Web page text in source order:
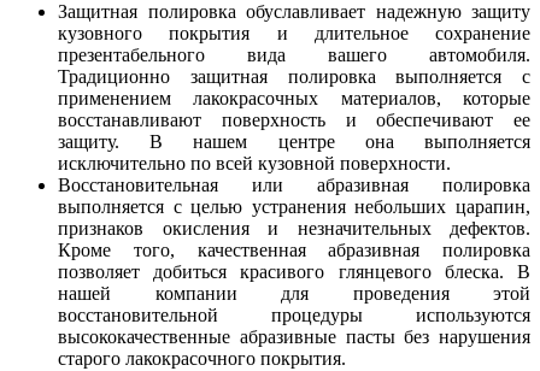
Защитная полировка обуславливает надежную защиту
кузовного покрытия и длительное сохранение
презентабельного вида вашего автомобиля.
Традиционно защитная полировка выполняется с
применением лакокрасочных материалов, которые
восстанавливают поверхность и обеспечивают ее
защиту. В нашем центре она выполняется
исключительно по всей кузовной поверхности.
Восстановительная или абразивная полировка
выполняется с целью устранения небольших царапин,
признаков окисления и незначительных дефектов.
Кроме того, качественная абразивная полировка
позволяет добиться красивого глянцевого блеска. В
нашей компании для проведения этой
восстановительной процедуры используются
высококачественные абразивные пасты без нарушения
старого лакокрасочного покрытия.